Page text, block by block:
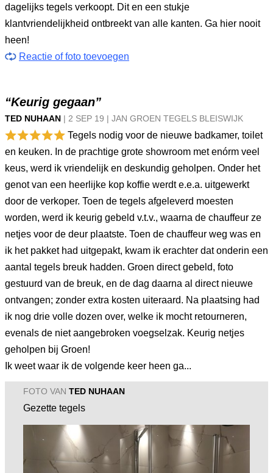
dagelijks tegels verkoopt. Dit en een stukje
klantvriendelijkheid ontbreekt van alle kanten. Ga hier nooit
heen!
Reactie of foto toevoegen
“Keurig gegaan”
TED NUHAAN | 2 SEP 19 | JAN GROEN TEGELS BLEISWIJK
Tegels nodig voor de nieuwe badkamer, toilet
en keuken. In de prachtige grote showroom met enórm veel
keus, werd ik vriendelijk en deskundig geholpen. Onder het
genot van een heerlijke kop koffie werdt e.e.a. uitgewerkt
door de verkoper. Toen de tegels afgeleverd moesten
worden, werd ik keurig gebeld v.t.v., waarna de chauffeur ze
netjes voor de deur plaatste. Toen de chauffeur weg was en
ik het pakket had uitgepakt, kwam ik erachter dat onderin een
aantal tegels breuk hadden. Groen direct gebeld, foto
gestuurd van de breuk, en de dag daarna al direct nieuwe
ontvangen; zonder extra kosten uiteraard. Na plaatsing had
ik nog drie volle dozen over, welke ik mocht retourneren,
evenals de niet aangebroken voegselzak. Keurig netjes
geholpen bij Groen!
Ik weet waar ik de volgende keer heen ga...
FOTO VAN TED NUHAAN
Gezette tegels